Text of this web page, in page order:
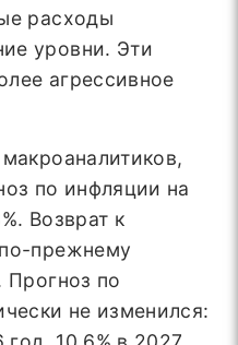
расходы
уровни. Эти
агрессивное
по инфляции на
Возврат к
прежнему
Прогноз по
не изменился: